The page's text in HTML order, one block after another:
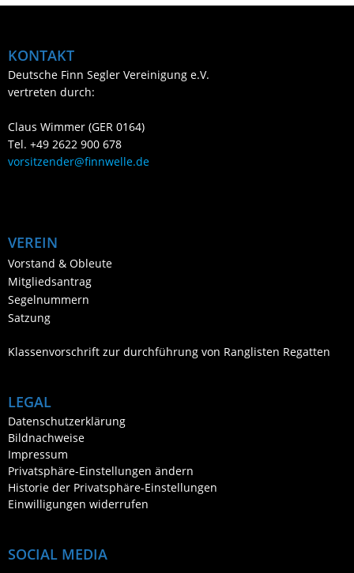
KONTAKT
Deutsche Finn Segler Vereinigung e.V.
vertreten durch:
Claus Wimmer (GER 0164)
Tel. +49 2622 900 678
vorsitzender@finnwelle.de
VEREIN
Vorstand & Obleute
Mitgliedsantrag
Segelnummern
Satzung
Klassenvorschrift zur durchführung von Ranglisten Regatten
LEGAL
Datenschutzerklärung
Bildnachweise
Impressum
Privatsphäre-Einstellungen ändern
Historie der Privatsphäre-Einstellungen
Einwilligungen widerrufen
SOCIAL MEDIA